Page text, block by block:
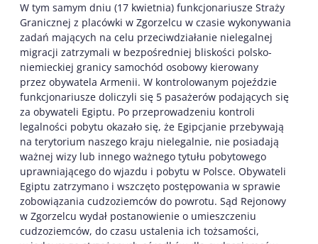
W tym samym dniu (17 kwietnia) funkcjonariusze Straży
Granicznej z placówki w Zgorzelcu w czasie wykonywania
zadań mających na celu przeciwdziałanie nielegalnej
migracji zatrzymali w bezpośredniej bliskości polsko-
niemieckiej granicy samochód osobowy kierowany
przez obywatela Armenii. W kontrolowanym pojeździe
funkcjonariusze doliczyli się 5 pasażerów podających się
za obywateli Egiptu. Po przeprowadzeniu kontroli
legalności pobytu okazało się, że Egipcjanie przebywają
na terytorium naszego kraju nielegalnie, nie posiadają
ważnej wizy lub innego ważnego tytułu pobytowego
uprawniającego do wjazdu i pobytu w Polsce. Obywateli
Egiptu zatrzymano i wszczęto postępowania w sprawie
zobowiązania cudzoziemców do powrotu. Sąd Rejonowy
w Zgorzelcu wydał postanowienie o umieszczeniu
cudzoziemców, do czasu ustalenia ich tożsamości,